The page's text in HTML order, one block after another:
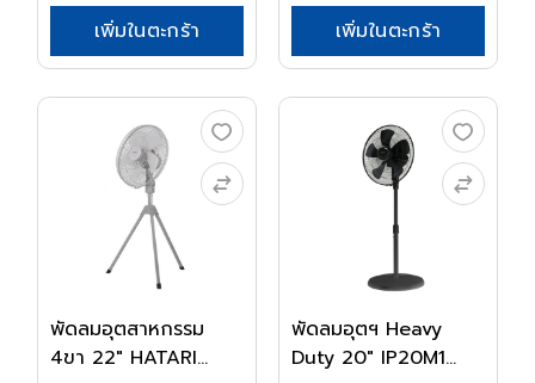
เพิ่มในตะกร้า เพิ่มในตะกร้า
พัดลมอุตสาหกรรม
4ขา 22" HATARI
พัดลมอุตฯ Heavy
Duty 20" IP20M1